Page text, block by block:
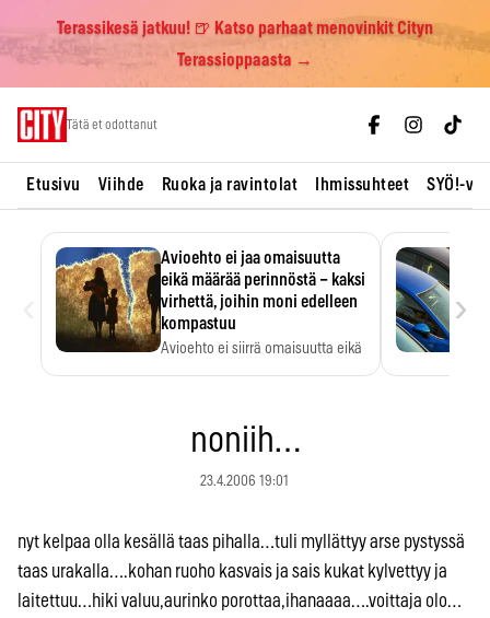
Terassikesä jatkuu! 🍺 Katso parhaat menovinkit Cityn
Terassioppaasta →
Tätä et odottanut
Etusivu Viihde Ruoka ja ravintolat Ihmissuhteet SYÖ!-
Avioehto ei jaa omaisuutta
eikä määrää perinnöstä – kaksi
virhettä, joihin moni edelleen
kompastuu
Avioehto ei siirrä omaisuutta eikä
›
noniih…
23.4.2006 19:01
nyt kelpaa olla kesällä taas pihalla…tuli myllättyy arse pystyssä
taas urakalla….kohan ruoho kasvais ja sais kukat kylvettyy ja
laitettuu…hiki valuu,aurinko porottaa,ihanaaaa….voittaja olo…